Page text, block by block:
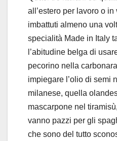
all’estero per lavoro o
imbattuti almeno una
specialità Made in Italy
l’abitudine belga di
pecorino nella
impiegare l’olio di semi
milanese, quella
mascarpone nel
vanno pazzi per gli
che sono del tutto